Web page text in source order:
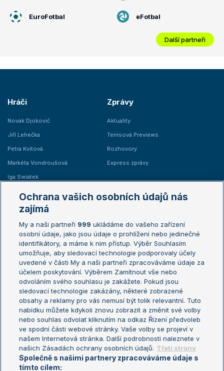
EuroFotbal eFotbal
Další partneři
Hráči
Novak Djokovič
Jiří Lehečka
Petra Kvitová
Markéta Vondroušová
Iga Swiatek
Zprávy
Aktuality
Tenisová Previews
Rozhovory
Express zprávy
Žebříčky
Žebříček ATP (muži)
Žebříček WTA (ženy)
Sázkařský žebříček
Australian Open
French Open
Wimbledon
US Open
Turnaj mistrů
Turnaj mistryň
Aktualní trendy
Fotbalové přestupy
Livesport Daily
LS Prague Open
Ochrana vašich osobních údajů nás
zajímá
My a naši partneři 999 ukládáme do vašeho zařízení
osobní údaje, jako jsou údaje o prohlížení nebo jedinečné
identifikátory, a máme k nim přístup. Výběr Souhlasím
umožňuje, aby sledovací technologie podporovaly účely
uvedené v části My a naši partneři zpracováváme údaje za
účelem poskytování. Výběrem Zamítnout vše nebo
odvoláním svého souhlasu je zakážete. Pokud jsou
sledovací technologie zakázány, některé zobrazené
obsahy a reklamy pro vás nemusí být tolik relevantní. Tuto
nabídku můžete kdykoli znovu zobrazit a změnit své volby
nebo souhlas odvolat kliknutím na odkaz Řízení předvoleb
ve spodní části webové stránky. Vaše volby se projeví v
našem Internetová stránka. Další podrobnosti naleznete v
našich Zásadách ochrany osobních údajů. Třetí strany
Společně s našimi partnery zpracováváme údaje s
tímto cílem: